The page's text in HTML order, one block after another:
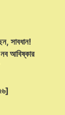
সাবধান!
নব আবিষ্কার